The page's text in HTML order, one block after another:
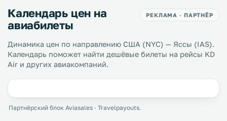
Календарь цен на
авиабилеты
РЕКЛАМА · ПАРТНЁР
Динамика цен по направлению США (NYC) — Яссы (IAS).
Календарь поможет найти дешёвые билеты на рейсы KD
Air и других авиакомпаний.
Партнёрский блок Aviasales · Travelpayouts.